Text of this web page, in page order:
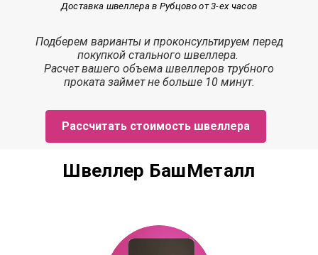
Доставка швеллера в Рубцово от 3-ех часов
Подберем варианты и проконсультируем перед
покупкой стального швеллера.
Расчетвашего объема швеллеров трубного
проката займетне больше 10 минут.
Рассчитать стоимость швеллера
Швеллер БашМеталл